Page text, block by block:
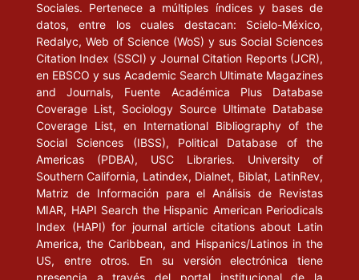
Sociales. Pertenece a múltiples índices y bases de
datos, entre los cuales destacan: Scielo-México,
Redalyc, Web of Science (WoS) y sus Social Sciences
Citation Index (SSCI) y Journal Citation Reports (JCR),
en EBSCO y sus Academic Search Ultimate Magazines
and Journals, Fuente Académica Plus Database
Coverage List, Sociology Source Ultimate Database
Coverage List, en International Bibliography of the
Social Sciences (IBSS), Political Database of the
Americas (PDBA), USC Libraries. University of
Southern California, Latindex, Dialnet, Biblat, LatinRev,
Matriz de Información para el Análisis de Revistas
MIAR, HAPI Search the Hispanic American Periodicals
Index (HAPI) for journal article citations about Latin
America, the Caribbean, and Hispanics/Latinos in the
US, entre otros. En su versión electrónica tiene
presencia a través del portal institucional de la